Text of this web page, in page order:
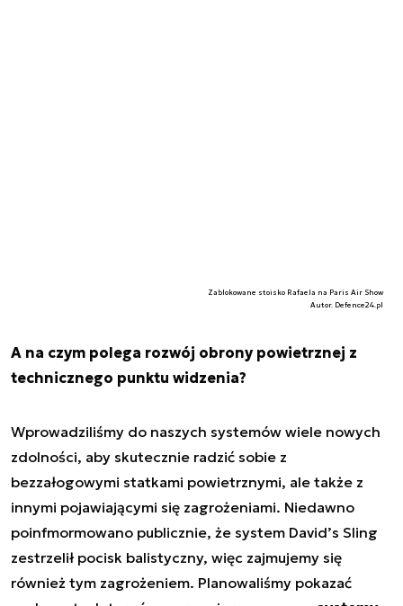
Zablokowane stoisko Rafaela na Paris Air Show
Autor. Defence24.pl
A na czym polega rozwój obrony powietrznej z
technicznego punktu widzenia?
Wprowadziliśmy do naszych systemów wiele nowych
zdolności, aby skutecznie radzić sobie z
bezzałogowymi statkami powietrznymi, ale także z
innymi pojawiającymi się zagrożeniami. Niedawno
poinfmormowano publicznie, że system David’s Sling
zestrzelił pocisk balistyczny, więc zajmujemy się
również tym zagrożeniem. Planowaliśmy pokazać